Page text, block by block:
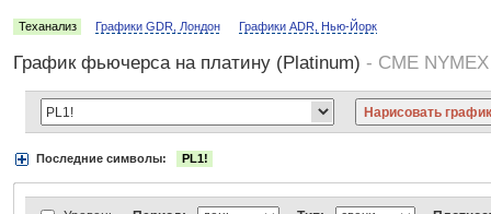
Теханализ Графики GDR, Лондон Графики ADR, Нью-Йорк
График фьючерса на платину (Platinum) - CME NYMEX
Последние символы:
PL1!
АДР Нью-Йорк:
Вымпелком Газпром Газпромнефть Киви ЛУКойл